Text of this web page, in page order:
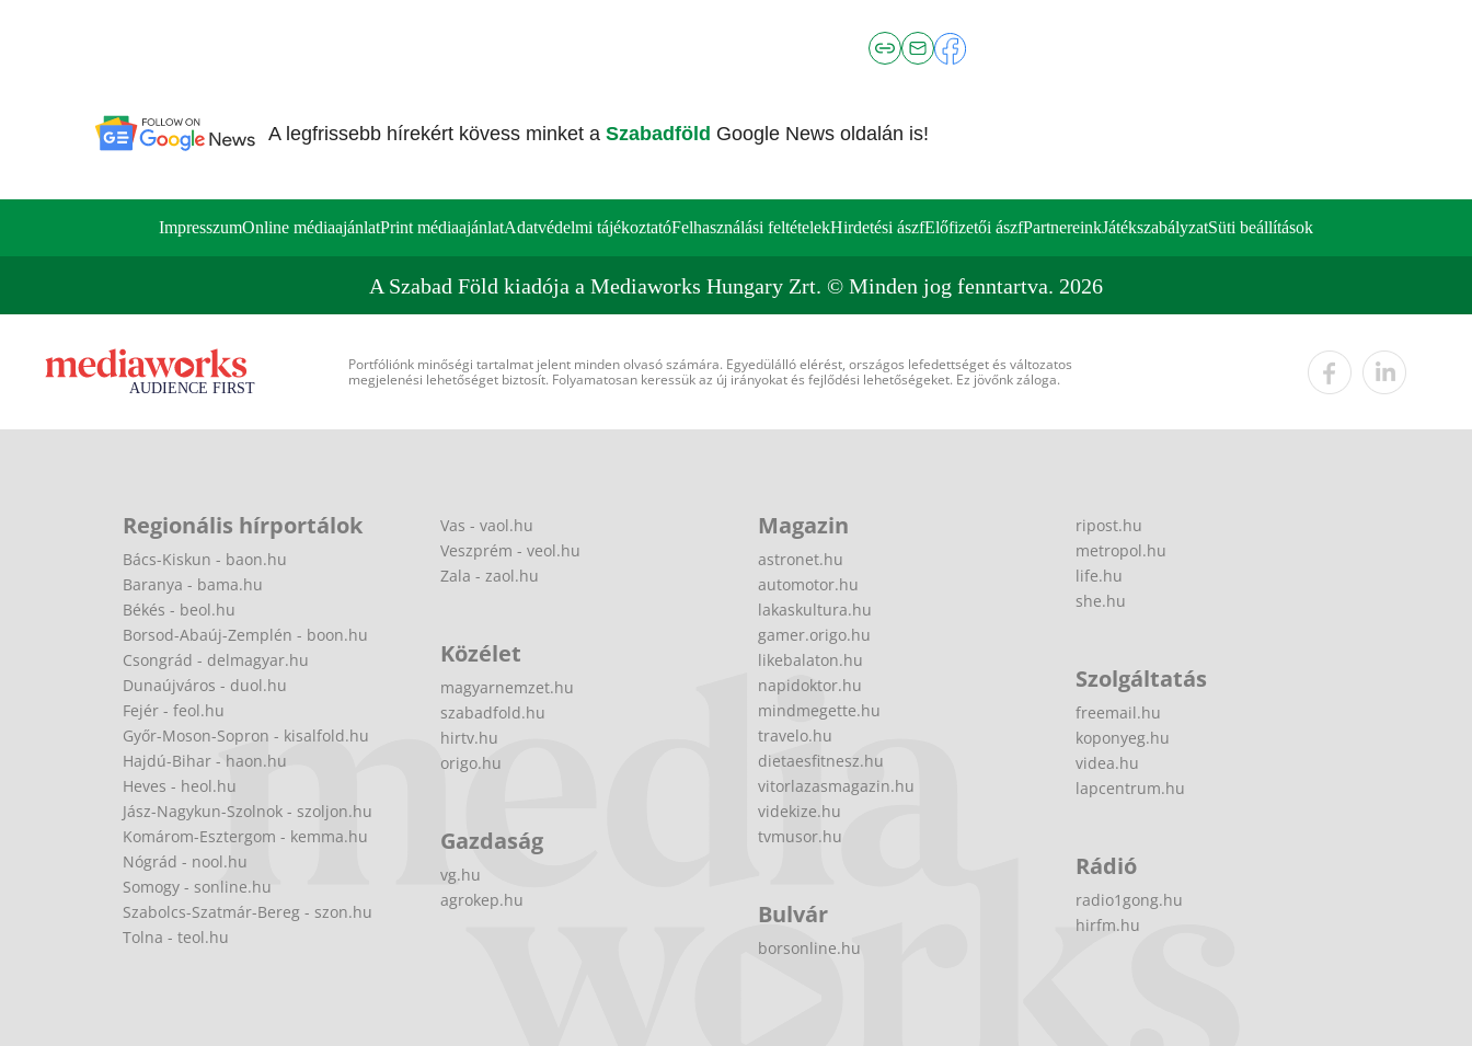
A legfrissebb hírekért kövess minket a Szabadföld Google News oldalán is!
ImpresszumOnline médiaajánlatPrint médiaajánlatAdatvédelmi tájékoztatóFelhasználási feltételekHirdetési ászfElőfizetői ászfPartnereinkJátékszabályzatSüti beállítások
A Szabad Föld kiadója a Mediaworks Hungary Zrt. © Minden jog fenntartva. 2026
Portfóliónk minőségi tartalmat jelent minden olvasó számára. Egyedülálló elérést, országos lefedettséget és változatos
megjelenési lehetőséget biztosít. Folyamatosan keressük az új irányokat és fejlődési lehetőségeket. Ez jövőnk záloga.
Regionális hírportálok
Bács-Kiskun - baon.hu
Baranya - bama.hu
Békés - beol.hu
Borsod-Abaúj-Zemplén - boon.hu
Csongrád - delmagyar.hu
Dunaújváros - duol.hu
Fejér - feol.hu
Győr-Moson-Sopron - kisalfold.hu
Hajdú-Bihar - haon.hu
Heves - heol.hu
Jász-Nagykun-Szolnok - szoljon.hu
Komárom-Esztergom - kemma.hu
Nógrád - nool.hu
Somogy - sonline.hu
Szabolcs-Szatmár-Bereg - szon.hu
Tolna - teol.hu
Vas - vaol.hu
Veszprém - veol.hu
Zala - zaol.hu
Közélet
magyarnemzet.hu
szabadfold.hu
hirtv.hu
origo.hu
Gazdaság
vg.hu
agrokep.hu
Magazin
astronet.hu
automotor.hu
lakaskultura.hu
gamer.origo.hu
likebalaton.hu
napidoktor.hu
mindmegette.hu
travelo.hu
dietaesfitnesz.hu
vitorlazasmagazin.hu
videkize.hu
tvmusor.hu
Bulvár
borsonline.hu
ripost.hu
metropol.hu
life.hu
she.hu
Szolgáltatás
freemail.hu
koponyeg.hu
videa.hu
lapcentrum.hu
Rádió
radio1gong.hu
hirfm.hu